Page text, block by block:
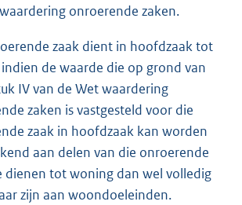
onroerende zaken.
zaak dient in hoofdzaak tot
de waarde die op grond van
IV van de Wet waardering
zaken is vastgesteld voor die
zaak in hoofdzaak kan worden
aan delen van die onroerende
dienen tot woning dan wel volledig
zijn aan woondoeleinden.